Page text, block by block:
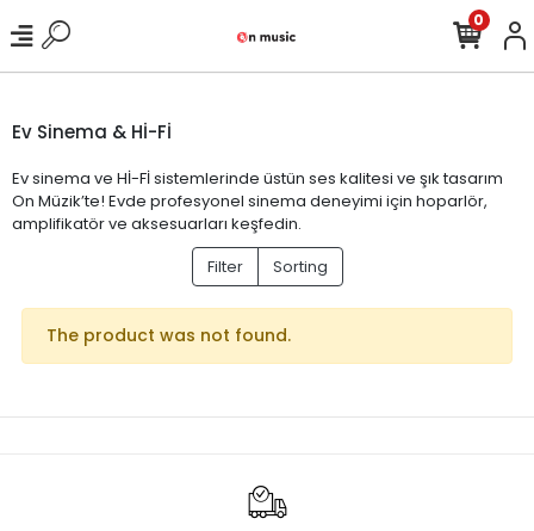
0
Ev Sinema & Hİ-Fİ
Ev sinema ve Hİ-Fİ sistemlerinde üstün ses kalitesi ve şık tasarım
On Müzik’te! Evde profesyonel sinema deneyimi için hoparlör,
amplifikatör ve aksesuarları keşfedin.
Filter
Sorting
The product was not found.